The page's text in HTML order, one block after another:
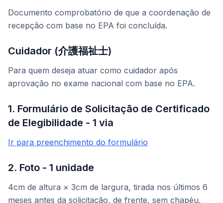
Documento comprobatório de que a coordenação de
recepção com base no EPA foi concluída.
Cuidador (介護福祉士)
Para quem deseja atuar como cuidador após
aprovação no exame nacional com base no EPA.
1. Formulário de Solicitação de Certificado
de Elegibilidade - 1 via
Ir para preenchimento do formulário
2. Foto - 1 unidade
4cm de altura × 3cm de largura, tirada nos últimos 6
meses antes da solicitação, de frente, sem chapéu,